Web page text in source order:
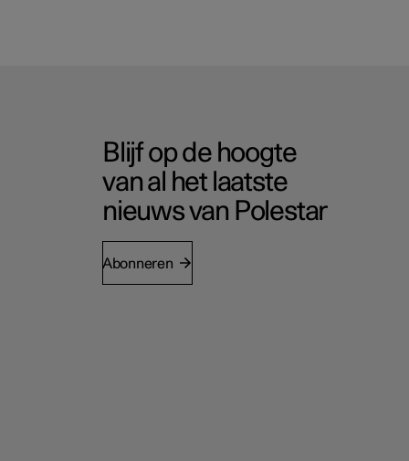
Blijf op de hoogte
van al het laatste
nieuws van Polestar
Abonneren